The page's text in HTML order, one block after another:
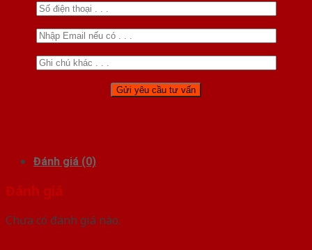
Đánh giá (0)
Đánh giá
Chưa có đánh giá nào.